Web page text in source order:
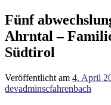
Fünf
Ahrntal –
Südtirol
Veröffentlicht am 4. April
devadminscfahrenbach